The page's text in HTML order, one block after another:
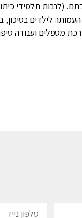
(לרבות תלמידי
לילדים
מטפלים ועבודה